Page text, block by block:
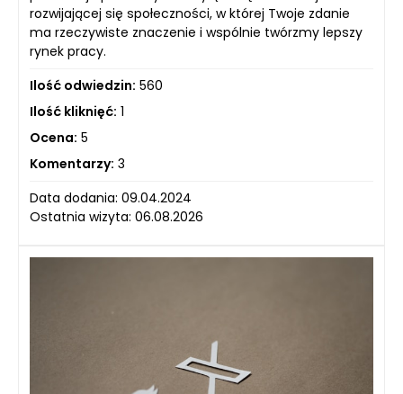
rozwijającej się społeczności, w której Twoje zdanie
ma rzeczywiste znaczenie i wspólnie twórzmy lepszy
rynek pracy.
Ilość odwiedzin: 560
Ilość kliknięć: 1
Ocena: 5
Komentarzy: 3
Data dodania: 09.04.2024
Ostatnia wizyta: 06.08.2026